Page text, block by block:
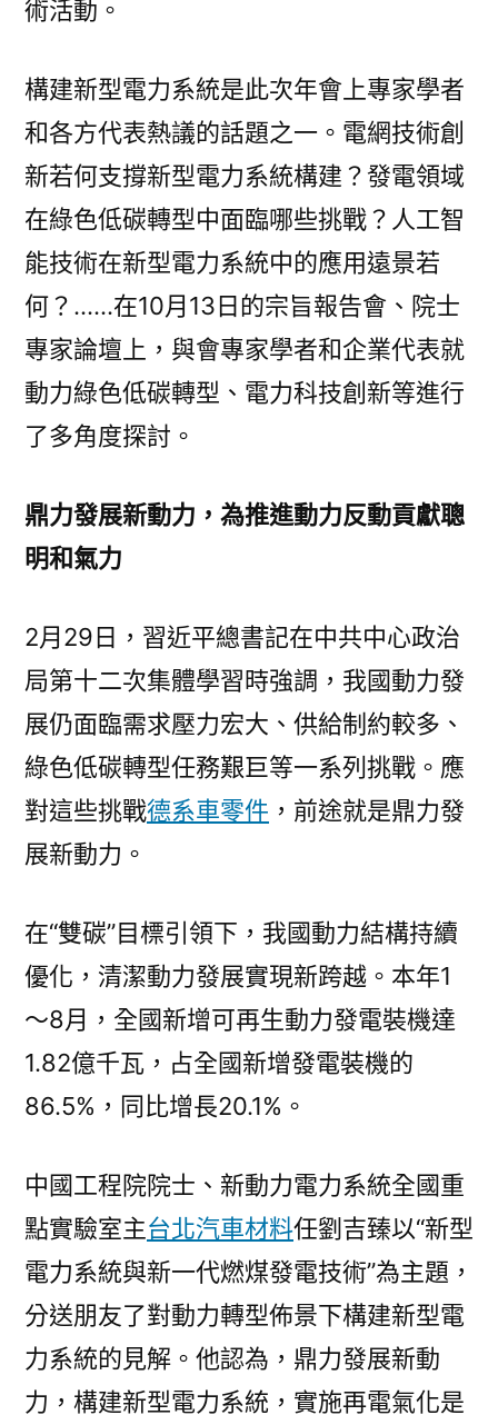
台
北
汽
車
電
力
統〉
術活動。
構建新型電力系統是此次年會上專家學者
和各方代表熱議的話題之一。電網技術創
新若何支撐新型電力系統構建？發電領域
在綠色低碳轉型中面臨哪些挑戰？人工智
能技術在新型電力系統中的應用遠景若
何？……在10月13日的宗旨報告會、院士
專家論壇上，與會專家學者和企業代表就
動力綠色低碳轉型、電力科技創新等進行
了多角度探討。
鼎力發展新動力，為推進動力反動貢獻聰
明和氣力
2月29日，習近平總書記在中共中心政治
局第十二次集體學習時強調，我國動力發
展仍面臨需求壓力宏大、供給制約較多、
綠色低碳轉型任務艱巨等一系列挑戰。應
對這些挑戰德系車零件 ，前途就是鼎力發
展新動力。
在“雙碳”目標引領下，我國動力結構持續
優化，清潔動力發展實現新跨越。本年1
～8月，全國新增可再生動力發電裝機達
1.82億千瓦，占全國新增發電裝機的
86.5%，同比增長20.1%。
中國工程院院士、新動力電力系統全國重
點實驗室主台北汽車材料任劉吉臻以“新型
電力系統與新一代燃煤發電技術”為主題，
分送朋友了對動力轉型佈景下構建新型電
力系統的見解。他認為，鼎力發展新動
力，構建新型電力系統，實施再電氣化是